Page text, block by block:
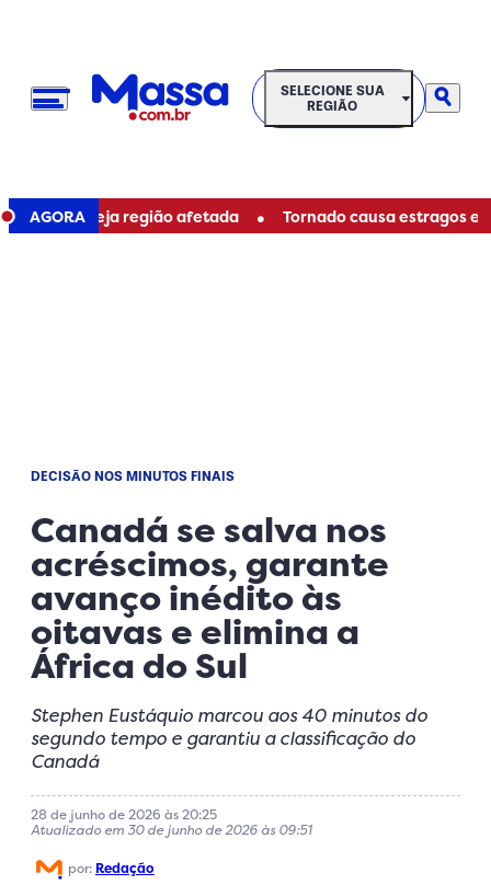
SELECIONE SUA REGIÃO
SELECIONE SUA
REGIÃO
AGORA
veja região afetada • Tornado causa estragos e
DECISÃO NOS MINUTOS FINAIS
Canadá se salva nos
acréscimos, garante
avanço inédito às
oitavas e elimina a
África do Sul
Stephen Eustáquio marcou aos 40 minutos do
segundo tempo e garantiu a classificação do
Canadá
28 de junho de 2026 às 20:25
Atualizado em 30 de junho de 2026 às 09:51
por: Redação